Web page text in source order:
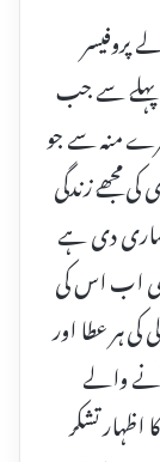
65سال ہے صرف 10دن پہلے سے جب
سے پہلے 65سال میرے منہ سے جو
مجھے زندگی
دی ہے
اب اس کی
کی ہر عطا اور
والے
تشکر